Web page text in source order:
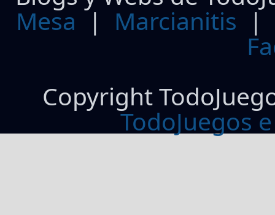
Mesa | Marcianitis |
Copyright
TodoJuegos